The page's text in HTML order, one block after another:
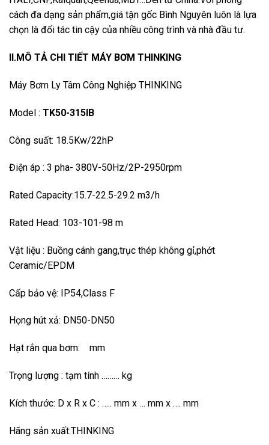
cách đa dạng sản phẩm,giá tận gốc Bình Nguyên luôn là lựa
chọn là đối tác tin cậy của nhiều công trình và nhà đầu tư.
II.MÔ TẢ CHI TIẾT MÁY BƠM THINKING
Máy Bơm Ly Tâm Công Nghiệp THINKING
Model : TK50-315IB
Công suất: 18.5Kw/22hP
Điện áp : 3 pha- 380V-50Hz/2P-2950rpm
Rated Capacity:15.7-22.5-29.2 m3/h
Rated Head: 103-101-98 m
Vật liệu : Buồng cánh gang,trục thép không gỉ,phớt
Ceramic/EPDM
Cấp bảo vệ: IP54,Class F
Họng hút xả: DN50-DN50
Hạt rắn qua bơm: mm
Trọng lượng : tạm tính ……… kg
Kích thước: D x R x C : ….. mm x … mm x …. mm
Hãng sản xuất:THINKING